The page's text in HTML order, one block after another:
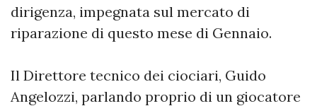
dirigenza, impegnata sul mercato di
riparazione di questo mese di Gennaio.
Il Direttore tecnico dei ciociari, Guido
Angelozzi, parlando proprio di un giocatore